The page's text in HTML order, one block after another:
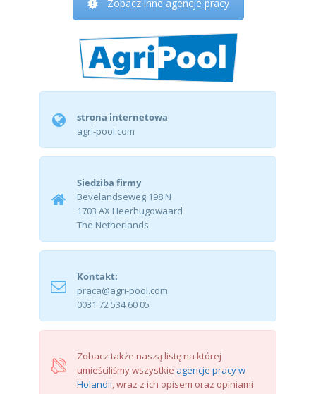
Zobacz inne agencje pracy
strona internetowa
agri-pool.com
Siedziba firmy
Bevelandseweg 198 N
1703 AX Heerhugowaard
The Netherlands
Kontakt:
praca@agri-pool.com
0031 72 534 60 05
Zobacz także naszą listę na której
umieściliśmy wszystkie agencje pracy w
Holandii, wraz z ich opisem oraz opiniami